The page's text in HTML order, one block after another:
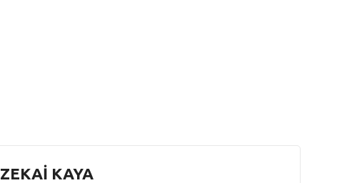
ZEKAİ KAYA